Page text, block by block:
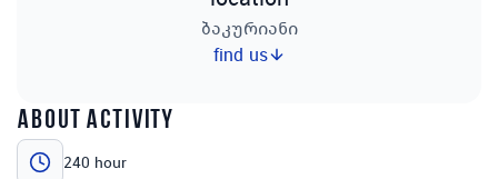
ბაკურიანი
find us
about activity
240 hour